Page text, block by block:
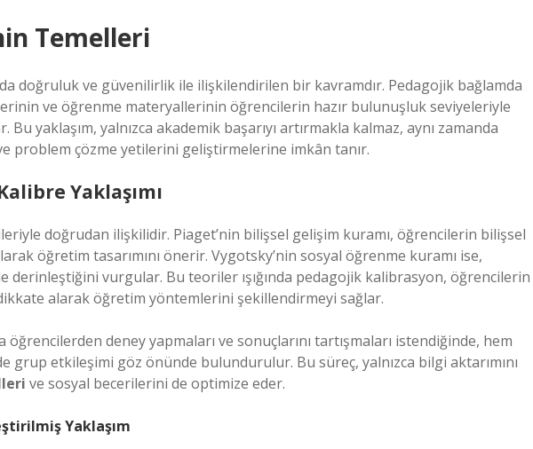
Temelleri
doğruluk ve güvenilirlik ile ilişkilendirilen bir kavramdır. Pedagojik bağlamda
ve öğrenme materyallerinin öğrencilerin hazır bulunuşluk seviyeleriyle
yaklaşım, yalnızca akademik başarıyı artırmakla kalmaz, aynı zamanda
problem çözme yetilerini geliştirmelerine imkân tanır.
Yaklaşımı
doğrudan ilişkilidir. Piaget’nin bilişsel gelişim kuramı, öğrencilerin bilişsel
öğretim tasarımını önerir. Vygotsky’nin sosyal öğrenme kuramı ise,
derinleştiğini vurgular. Bu teoriler ışığında pedagojik kalibrasyon, öğrencilerin
alarak öğretim yöntemlerini şekillendirmeyi sağlar.
deney yapmaları ve sonuçlarını tartışmaları istendiğinde, hem
grup etkileşimi göz önünde bulundurulur. Bu süreç, yalnızca bilgi aktarımını
ve sosyal becerilerini de optimize eder.
Yaklaşım